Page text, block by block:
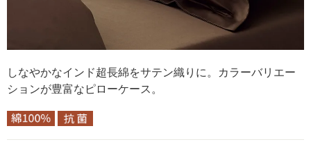
しなやかなインド超長綿をサテン織りに。カラーバリエー
ションが豊富なピローケース。